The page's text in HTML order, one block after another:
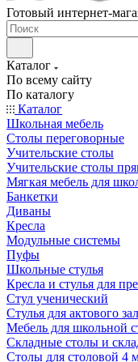
Готовый интернет-
Каталог
По всему сайту
По каталогу
Каталог
Школьная мебель
Столы переговорные
Учительские столы
Учительские столы
Мягкая мебель для
Банкетки
Диваны
Кресла
Модульные системы
Пуфы
Школьные стулья
Кресла и стулья для
Стул ученический
Стулья для актового
Мебель для школьной
Складные столы и
Столы для столовой 4